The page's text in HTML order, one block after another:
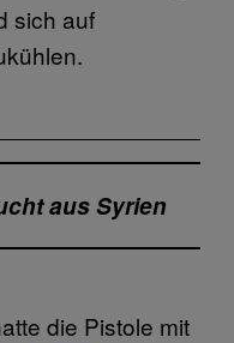
sich auf
aus Syrien
die Pistole mit